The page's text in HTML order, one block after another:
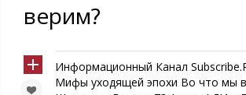
верим?
Информационный Канал
Мифы уходящей эпохи Во что мы